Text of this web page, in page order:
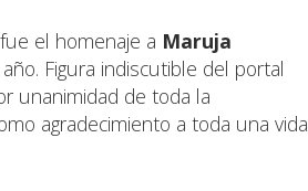
el homenaje a Maruja
Figura indiscutible del portal
unanimidad de toda la
agradecimiento a toda una vida